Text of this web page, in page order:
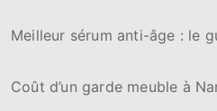
Meilleur sérum anti-âge : le
Coût d’un garde meuble à